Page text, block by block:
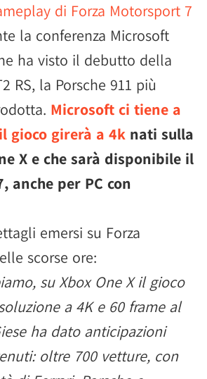
di Forza Motorsport 7
la conferenza Microsoft
ha visto il debutto della
RS, la Porsche 911 più
Microsoft ci tiene a
gioco girerà a 4k nati sulla
X e che sarà disponibile il
anche per PC con
emersi su Forza
scorse ore:
su Xbox One X il gioco
a 4K e 60 frame al
ha dato anticipazioni
oltre 700 vetture, con